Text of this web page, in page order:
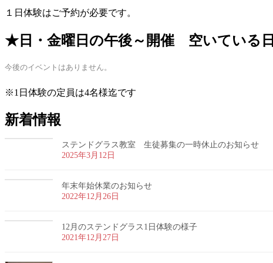
１日体験はご予約が必要です。
★日・金曜日の午後～開催 空いている日
今後のイベントはありません。
※1日体験の定員は4名様迄です
新着情報
ステンドグラス教室 生徒募集の一時休止のお知らせ
2025年3月12日
年末年始休業のお知らせ
2022年12月26日
12月のステンドグラス1日体験の様子
2021年12月27日